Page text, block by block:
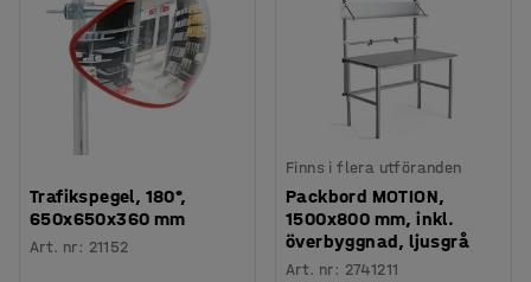
Trafikspegel, 180°,
650x650x360 mm
Art. nr: 21152
Finns i flera utföranden
Packbord MOTION,
1500x800 mm, inkl.
överbyggnad, ljusgrå
Art. nr: 2741211